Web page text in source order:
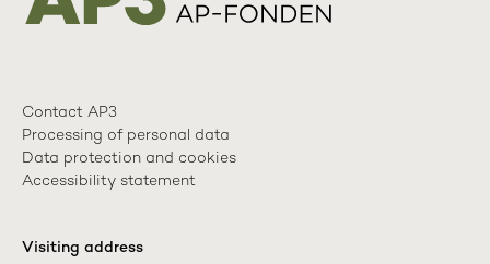
Contact AP3
Processing of personal data
Data protection and cookies
Accessibility statement
Visiting address